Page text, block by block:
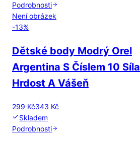
Podrobnosti
Není obrázek
-13%
Dětské body Modrý Orel
Argentina S Číslem 10 Síla
Hrdost A Vášeň
299 Kč343 Kč
Skladem
Podrobnosti